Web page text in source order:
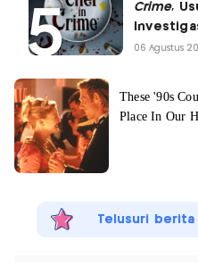
Crime,
06 Agustus
Telusuri